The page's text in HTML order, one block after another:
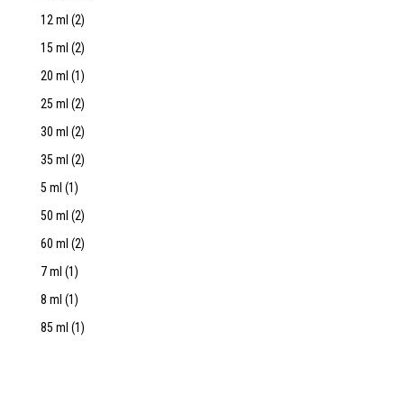
12 ml (2)
15 ml (2)
20 ml (1)
25 ml (2)
30 ml (2)
35 ml (2)
5 ml (1)
50 ml (2)
60 ml (2)
7 ml (1)
8 ml (1)
85 ml (1)